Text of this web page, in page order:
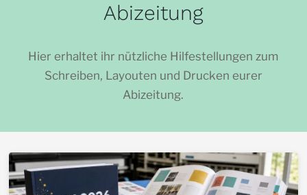
Abizeitung
Hier erhaltet ihr nützliche Hilfestellungen zum
Schreiben, Layouten und Drucken eurer
Abizeitung.